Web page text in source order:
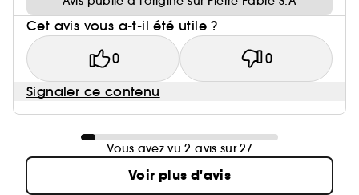
Cet avis vous a-t-il été utile ?
0 0
Signaler ce contenu
Vous avez vu 2 avis sur 27
Voir plus d'avis